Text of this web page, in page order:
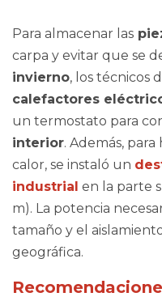
Para almacenar las
carpa y evitar que se
invierno, los técnicos
calefactores
un termostato para
interior. Además,
calor, se instaló un
industrial en la parte
m). La potencia
tamaño y el
geográfica.